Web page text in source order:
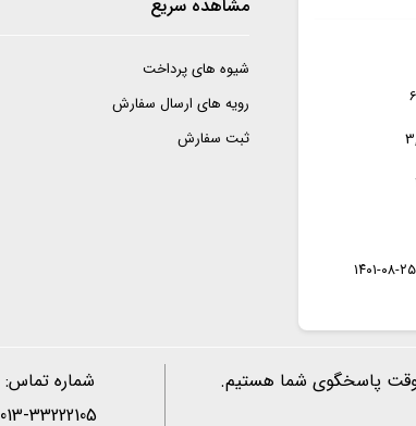
۱۴۰۱-۰۸-۲۵
مشاهده سریع
شیوه های پرداخت
رویه های ارسال سفارش
ثبت سفارش
وقت پاسخگوی شما هستیم.
شماره تماس:
013-33222105